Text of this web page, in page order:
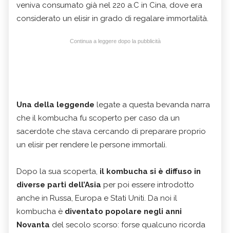
veniva consumato già nel 220 a.C in Cina, dove era
considerato un elisir in grado di regalare immortalità.
Continua a leggere dopo la pubblicità
Una della leggende legate a questa bevanda narra
che il kombucha fu scoperto per caso da un
sacerdote che stava cercando di preparare proprio
un elisir per rendere le persone immortali.
Dopo la sua scoperta, il kombucha si è diffuso in
diverse parti dell’Asia per poi essere introdotto
anche in Russa, Europa e Stati Uniti. Da noi il
kombucha è diventato popolare negli anni
Novanta del secolo scorso: forse qualcuno ricorda